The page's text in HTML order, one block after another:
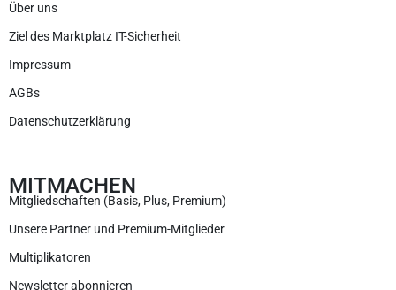
Über uns
Ziel des Marktplatz IT-Sicherheit
Impressum
AGBs
Datenschutzerklärung
MITMACHEN
Mitgliedschaften (Basis, Plus, Premium)
Unsere Partner und Premium-Mitglieder
Multiplikatoren
Newsletter abonnieren